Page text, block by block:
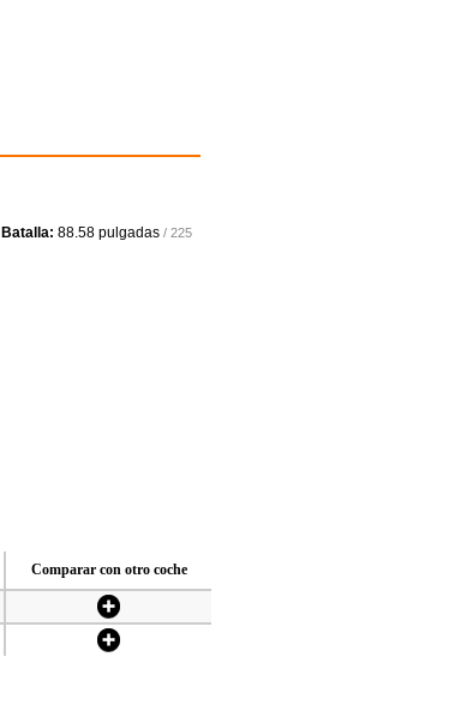
Batalla: 88.58 pulgadas / 225
Comparar con otro coche